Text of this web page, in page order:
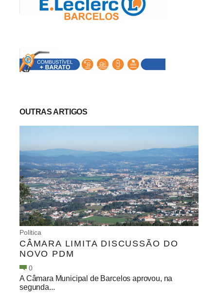
OUTRAS ARTIGOS
Política
CÂMARA LIMITA DISCUSSÃO DO
NOVO PDM
0
A Câmara Municipal de Barcelos aprovou, na
segunda...